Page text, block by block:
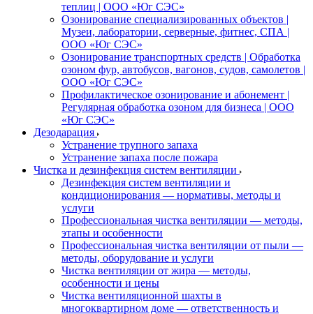
теплиц | ООО «Юг СЭС»
Озонирование специализированных объектов |
Музеи, лаборатории, серверные, фитнес, СПА |
ООО «Юг СЭС»
Озонирование транспортных средств | Обработка
озоном фур, автобусов, вагонов, судов, самолетов |
ООО «Юг СЭС»
Профилактическое озонирование и абонемент |
Регулярная обработка озоном для бизнеса | ООО
«Юг СЭС»
Дезодарация
Устранение трупного запаха
Устранение запаха после пожара
Чистка и дезинфекция систем вентиляции
Дезинфекция систем вентиляции и
кондиционирования — нормативы, методы и
услуги
Профессиональная чистка вентиляции — методы,
этапы и особенности
Профессиональная чистка вентиляции от пыли —
методы, оборудование и услуги
Чистка вентиляции от жира — методы,
особенности и цены
Чистка вентиляционной шахты в
многоквартирном доме — ответственность и